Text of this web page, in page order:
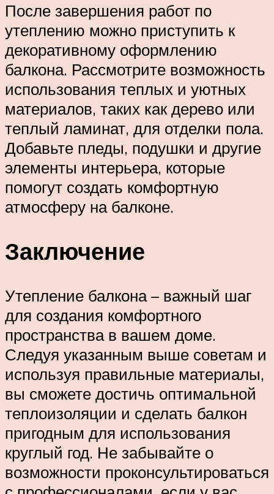
После завершения работ по
утеплению можно приступить к
декоративному оформлению
балкона. Рассмотрите возможность
использования теплых и уютных
материалов, таких как дерево или
теплый ламинат, для отделки пола.
Добавьте пледы, подушки и другие
элементы интерьера, которые
помогут создать комфортную
атмосферу на балконе.
Заключение
Утепление балкона – важный шаг
для создания комфортного
пространства в вашем доме.
Следуя указанным выше советам и
используя правильные материалы,
вы сможете достичь оптимальной
теплоизоляции и сделать балкон
пригодным для использования
круглый год. Не забывайте о
возможности проконсультироваться